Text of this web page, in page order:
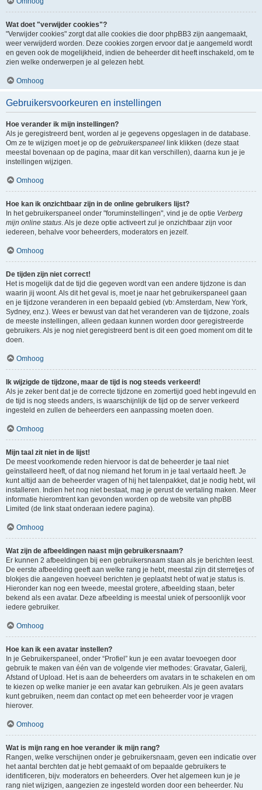
Wat doet "verwijder cookies"?
"Verwijder cookies" zorgt dat alle cookies die door phpBB3 zijn aangemaakt,
weer verwijderd worden. Deze cookies zorgen ervoor dat je aangemeld wordt
en geven ook de mogelijkheid, indien de beheerder dit heeft inschakeld, om te
zien welke onderwerpen je al gelezen hebt.
Omhoog
Gebruikersvoorkeuren en instellingen
Hoe verander ik mijn instellingen?
Als je geregistreerd bent, worden al je gegevens opgeslagen in de database.
Om ze te wijzigen moet je op de gebruikerspaneel link klikken (deze staat
meestal bovenaan op de pagina, maar dit kan verschillen), daarna kun je je
instellingen wijzigen.
Omhoog
Hoe kan ik onzichtbaar zijn in de online gebruikers lijst?
In het gebruikerspaneel onder "foruminstellingen", vind je de optie Verberg
mijn online status. Als je deze optie activeert zul je onzichtbaar zijn voor
iedereen, behalve voor beheerders, moderators en jezelf.
Omhoog
De tijden zijn niet correct!
Het is mogelijk dat de tijd die gegeven wordt van een andere tijdzone is dan
waarin jij woont. Als dit het geval is, moet je naar het gebruikerspaneel gaan
en je tijdzone veranderen in een bepaald gebied (vb: Amsterdam, New York,
Sydney, enz.). Wees er bewust van dat het veranderen van de tijdzone, zoals
de meeste instellingen, alleen gedaan kunnen worden door geregistreerde
gebruikers. Als je nog niet geregistreerd bent is dit een goed moment om dit te
doen.
Omhoog
Ik wijzigde de tijdzone, maar de tijd is nog steeds verkeerd!
Als je zeker bent dat je de correcte tijdzone en zomertijd goed hebt ingevuld en
de tijd is nog steeds anders, is waarschijnlijk de tijd op de server verkeerd
ingesteld en zullen de beheerders een aanpassing moeten doen.
Omhoog
Mijn taal zit niet in de lijst!
De meest voorkomende reden hiervoor is dat de beheerder je taal niet
geïnstalleerd heeft, of dat nog niemand het forum in je taal vertaald heeft. Je
kunt altijd aan de beheerder vragen of hij het talenpakket, dat je nodig hebt, wil
installeren. Indien het nog niet bestaat, mag je gerust de vertaling maken. Meer
informatie hieromtrent kan gevonden worden op de website van phpBB
Limited (de link staat onderaan iedere pagina).
Omhoog
Wat zijn de afbeeldingen naast mijn gebruikersnaam?
Er kunnen 2 afbeeldingen bij een gebruikersnaam staan als je berichten leest.
De eerste afbeelding geeft aan welke rang je hebt, meestal zijn dit sterretjes of
blokjes die aangeven hoeveel berichten je geplaatst hebt of wat je status is.
Hieronder kan nog een tweede, meestal grotere, afbeelding staan, beter
bekend als een avatar. Deze afbeelding is meestal uniek of persoonlijk voor
iedere gebruiker.
Omhoog
Hoe kan ik een avatar instellen?
In je Gebruikerspaneel, onder “Profiel” kun je een avatar toevoegen door
gebruik te maken van één van de volgende vier methodes: Gravatar, Galerij,
Afstand of Upload. Het is aan de beheerders om avatars in te schakelen en om
te kiezen op welke manier je een avatar kan gebruiken. Als je geen avatars
kunt gebruiken, neem dan contact op met een beheerder voor je vragen
hierover.
Omhoog
Wat is mijn rang en hoe verander ik mijn rang?
Rangen, welke verschijnen onder je gebruikersnaam, geven een indicatie over
het aantal berchten dat je hebt gemaakt of om bepaalde gebruikers te
identificeren, bijv. moderators en beheerders. Over het algemeen kun je je
rang niet wijzigen, aangezien ze ingesteld worden door een beheerder. Nu